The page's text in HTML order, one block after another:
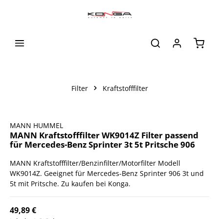
Filter Kraftstofffilter
MANN HUMMEL
MANN Kraftstofffilter WK9014Z Filter passend
für Mercedes-Benz Sprinter 3t 5t Pritsche 906
MANN Kraftstofffilter/Benzinfilter/Motorfilter Modell
WK9014Z. Geeignet für Mercedes-Benz Sprinter 906 3t und
5t mit Pritsche. Zu kaufen bei Konga.
49,89 €